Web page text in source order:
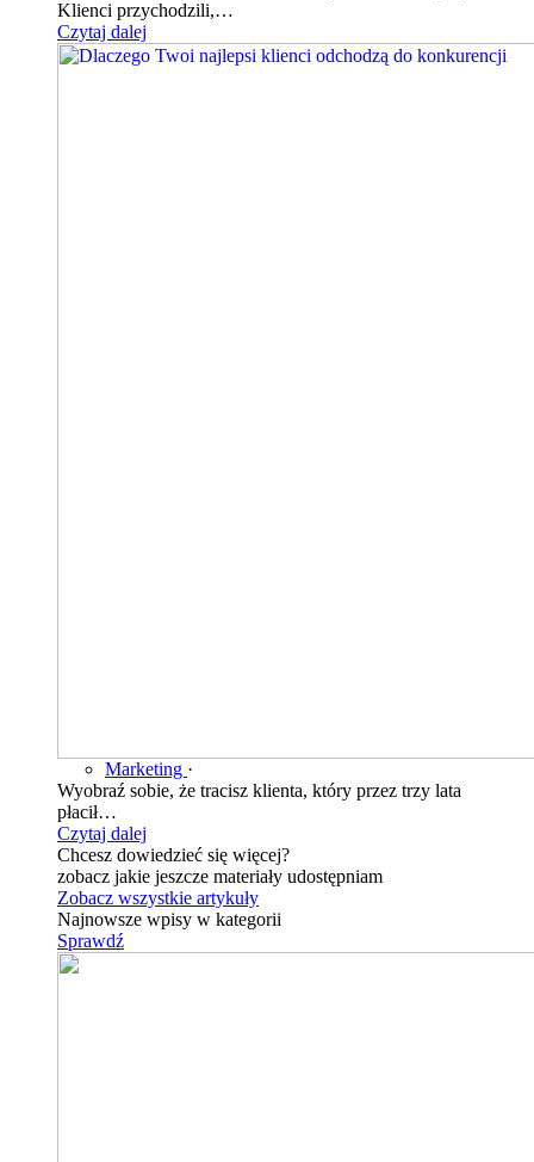
Klienci przychodzili,…
Czytaj dalej
Marketing ·
Wyobraź sobie, że tracisz klienta, który przez trzy lata
płacił…
Czytaj dalej
Chcesz dowiedzieć się więcej?
zobacz jakie jeszcze materiały udostępniam
Zobacz wszystkie artykuły
Najnowsze wpisy w kategorii
Sprawdź